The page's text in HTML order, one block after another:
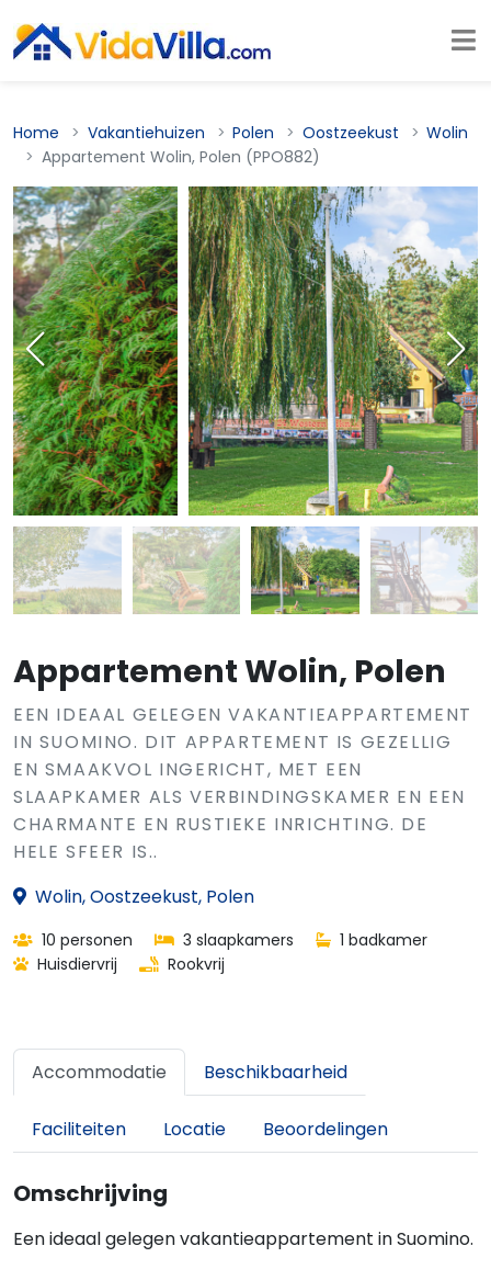
Home Vakantiehuizen Polen Oostzeekust
Wolin
Appartement Wolin, Polen (PPO882)
Appartement Wolin, Polen
EEN IDEAAL GELEGEN VAKANTIEAPPARTEMENT
IN SUOMINO. DIT APPARTEMENT IS GEZELLIG
EN SMAAKVOL INGERICHT, MET EEN
SLAAPKAMER ALS VERBINDINGSKAMER EN EEN
CHARMANTE EN RUSTIEKE INRICHTING. DE
HELE SFEER IS..
Wolin, Oostzeekust, Polen
10 personen 3 slaapkamers
1 badkamer
Huisdiervrij
Rookvrij
Accommodatie Beschikbaarheid
Faciliteiten Locatie Beoordelingen
Omschrijving
Een ideaal gelegen vakantieappartement in Suomino.